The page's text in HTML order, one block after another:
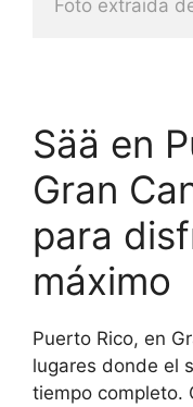
Foto extraida
Sää en
Gran
para
máximo
Puerto Rico, en
lugares donde el
tiempo completo.